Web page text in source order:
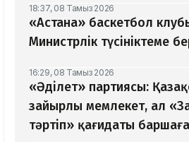
18:37, 08 Тамыз 2026
«Астана» баскетбол
Министрлік түсініктеме
16:29, 08 Тамыз 2026
«Әділет» партиясы:
зайырлы мемлекет, ал
тәртіп» қағидаты баршаға